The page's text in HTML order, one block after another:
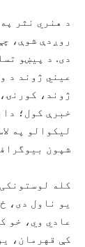
د هنري نثر
روږدې شوې،
دی. د پیښو
عیني ژوند د
ژوند،
خبرې کول؛
لیکوالو په
شپون
کله
یو ناول دی،
عادي وي، خو
کې قهرمان،